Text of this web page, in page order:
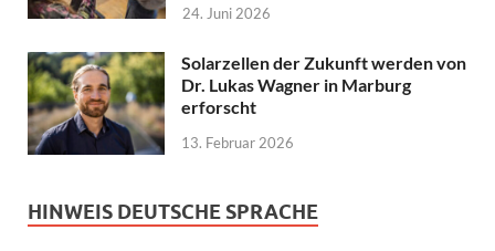
24. Juni 2026
Solarzellen der Zukunft werden von
Dr. Lukas Wagner in Marburg
erforscht
13. Februar 2026
HINWEIS DEUTSCHE SPRACHE